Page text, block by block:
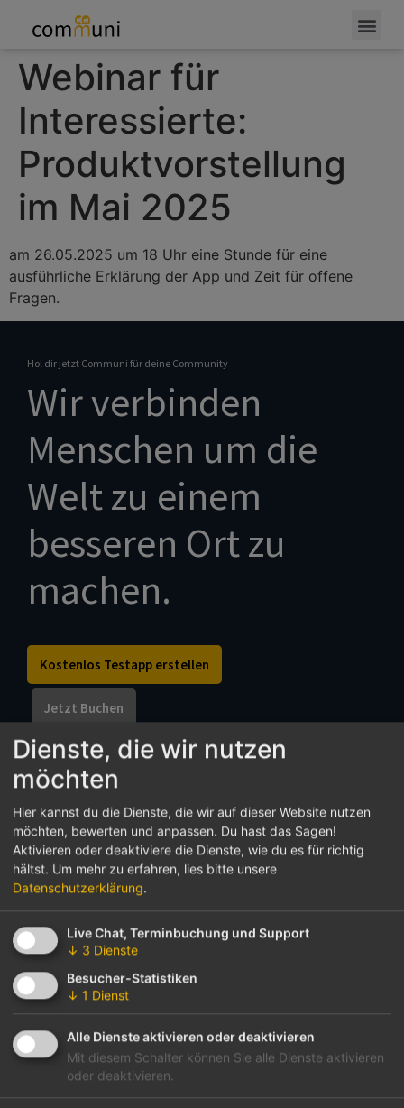
Webinar für
Interessierte:
Produktvorstellung
im Mai 2025
am 26.05.2025 um 18 Uhr eine Stunde für eine
ausführliche Erklärung der App und Zeit für offene
Fragen.
Hol dir jetzt Communi für deine Community
Wir verbinden
Menschen um die
Welt zu einem
besseren Ort zu
machen.
Kostenlos Testapp erstellen
Jetzt Buchen
Communi für dich
Gemeinden
Kommunen
Vereine
Organisationen
Über Communi
Team
Karriere
Blog
Impressum
Dienste, die wir nutzen
möchten
Hier kannst du die Dienste, die wir auf dieser Website nutzen
möchten, bewerten und anpassen. Du hast das Sagen!
Aktivieren oder deaktiviere die Dienste, wie du es für richtig
hältst. Um mehr zu erfahren, lies bitte unsere
Datenschutzerklärung.
Live Chat, Terminbuchung und Support
↓ 3 Dienste
Besucher-Statistiken
↓ 1 Dienst
Alle Dienste aktivieren oder deaktivieren
Mit diesem Schalter können Sie alle Dienste aktivieren
oder deaktivieren.